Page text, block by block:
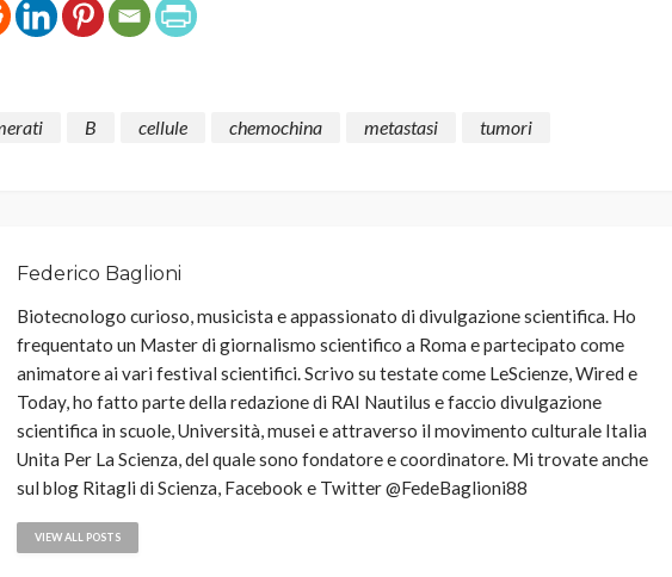
B cellule chemochina metastasi tumori
Federico Baglioni
Biotecnologo curioso, musicista e appassionato di divulgazione scientifica. Ho
frequentato un Master di giornalismo scientifico a Roma e partecipato come
animatore ai vari festival scientifici. Scrivo su testate come LeScienze, Wired e
Today, ho fatto parte della redazione di RAI Nautilus e faccio divulgazione
scientifica in scuole, Università, musei e attraverso il movimento culturale Italia
Unita Per La Scienza, del quale sono fondatore e coordinatore. Mi trovate anche
sul blog Ritagli di Scienza, Facebook e Twitter @FedeBaglioni88
VIEW ALL POSTS